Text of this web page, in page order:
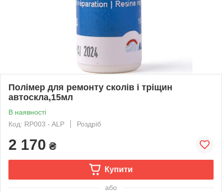
Полімер для ремонту сколів і тріщин
автоскла,15мл
В наявності
Код: RP003 - ALP
Роздріб
2 170 ₴
Купити
або